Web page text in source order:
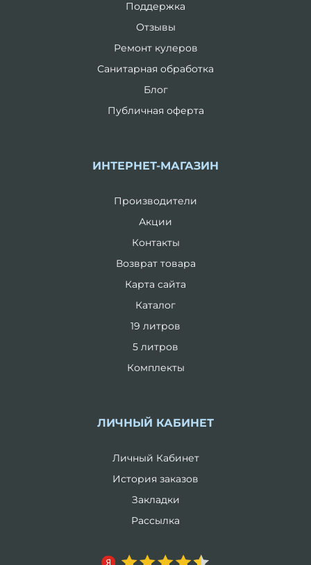
Поддержка
Отзывы
Ремонт кулеров
Санитарная обработка
Блог
Публичная оферта
ИНТЕРНЕТ-МАГАЗИН
Производители
Акции
Контакты
Возврат товара
Карта сайта
Каталог
19 литров
5 литров
Комплекты
ЛИЧНЫЙ КАБИНЕТ
Личный Кабинет
История заказов
Закладки
Рассылка